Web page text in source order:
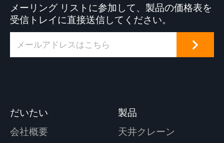
メーリング リストに参加して、製品の価格表を
受信トレイに直接送信してください。
だいたい
会社概要
製品
天井クレーン